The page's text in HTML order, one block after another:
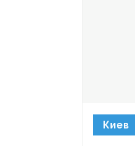
Киев